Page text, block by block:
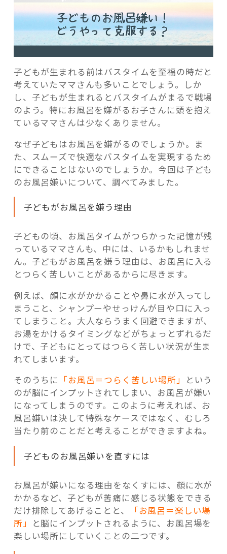
子どもが生まれる前はバスタイムを至福の時だと
考えていたママさんも多いことでしょう。しか
し、子どもが生まれるとバスタイムがまるで戦場
のよう。特にお風呂を嫌がるお子さんに頭を抱え
ているママさんは少なくありません。
なぜ子どもはお風呂を嫌がるのでしょうか。ま
た、スムーズで快適なバスタイムを実現するため
にできることはないのでしょうか。今回は子ども
のお風呂嫌いについて、調べてみました。
子どもがお風呂を嫌う理由
子どもの頃、お風呂タイムがつらかった記憶が残
っているママさんも、中には、いるかもしれませ
ん。子どもがお風呂を嫌う理由は、お風呂に入る
とつらく苦しいことがあるからに尽きます。
例えば、顔に水がかかることや鼻に水が入ってし
まうこと、シャンプーやせっけんが目や口に入っ
てしまうこと。大人ならうまく回避できますが、
お湯をかけるタイミングなどがちょっとずれるだ
けで、子どもにとってはつらく苦しい状況が生ま
れてしまいます。
そのうちに 「お風呂＝つらく苦しい場所」
という
のが脳にインプットされてしまい、お風呂が嫌い
になってしまうのです。このように考えれば、お
風呂嫌いは決して特殊なケースではなく、むしろ
当たり前のことだと考えることができますよね。
子どものお風呂嫌いを直すには
お風呂が嫌いになる理由をなくすには、顔に水が
かかるなど、子どもが苦痛に感じる状態をできる
だけ排除してあげることと、
「お風呂＝楽しい場
所」
と脳にインプットされるように、お風呂場を
楽しい場所にしていくことの二つです。